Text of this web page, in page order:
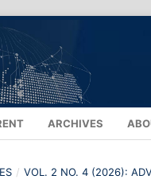
ARCHIVES
/ VOL. 2 NO. 4 (2026):